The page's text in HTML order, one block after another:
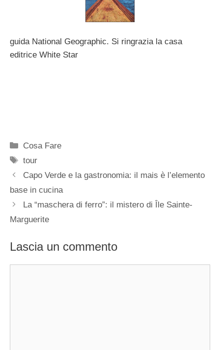
guida National Geographic. Si ringrazia la casa
editrice White Star
Categorie
Cosa Fare
Tag
tour
Capo Verde e la gastronomia: il mais è l’elemento
base in cucina
La “maschera di ferro”: il mistero di Île Sainte-
Marguerite
Lascia un commento